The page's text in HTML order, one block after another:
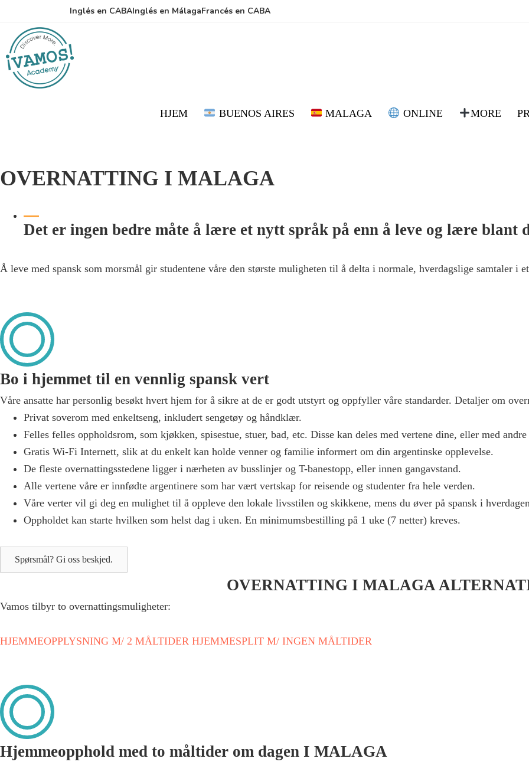
hovedinnhold
primært
sidefelt
Inglés en CABAInglés en MálagaFrancés en CABA
HJEM BUENOS AIRES MALAGA ONLINE MORE
OVERNATTING I MALAGA
Det er ingen bedre måte å lære et nytt språk på enn å leve og lære blant
Å leve med spansk som morsmål gir studentene våre den største muligheten til å delta i normale, hverdagslige samtaler i
Bo i hjemmet til en vennlig spansk vert
Våre ansatte har personlig besøkt hvert hjem for å sikre at de er godt utstyrt og oppfyller våre standarder. Detaljer om
Privat soverom med enkeltseng, inkludert sengetøy og håndklær.
Felles felles oppholdsrom, som kjøkken, spisestue, stuer, bad, etc. Disse kan deles med vertene dine, eller med
Gratis Wi-Fi Internett, slik at du enkelt kan holde venner og familie informert om din argentinske opplevelse.
De fleste overnattingsstedene ligger i nærheten av busslinjer og T-banestopp, eller innen gangavstand.
Alle vertene våre er innfødte argentinere som har vært vertskap for reisende og studenter fra hele verden.
Våre verter vil gi deg en mulighet til å oppleve den lokale livsstilen og skikkene, mens du øver på spansk i
Oppholdet kan starte hvilken som helst dag i uken. En minimumsbestilling på 1 uke (7 netter) kreves.
Spørsmål? Gi oss beskjed.
OVERNATTING I MALAGA
Vamos tilbyr to overnattingsmuligheter:
HJEMMEOPPLYSNING M/ 2 MÅLTIDER HJEMMESPLIT M/ INGEN MÅLTIDER
Hjemmeopphold med to måltider om dagen I MALAGA